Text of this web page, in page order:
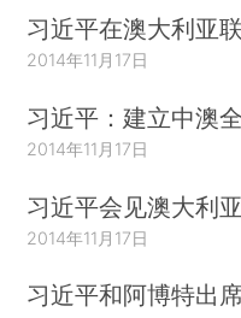
习近平在澳大利亚
2014年11月17日
习近平：建立中澳
2014年11月17日
习近平会见澳大利
2014年11月17日
习近平和阿博特出